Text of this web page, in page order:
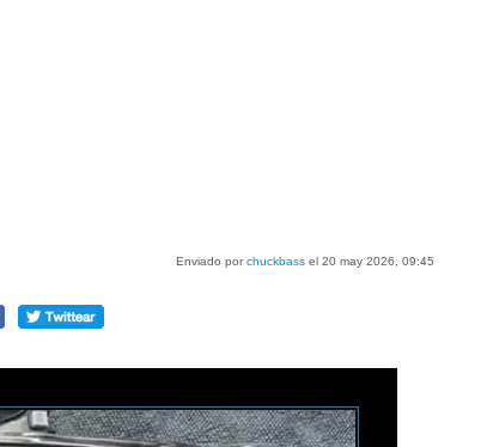
Enviado porchuckbass el 20 may 2026, 09:45